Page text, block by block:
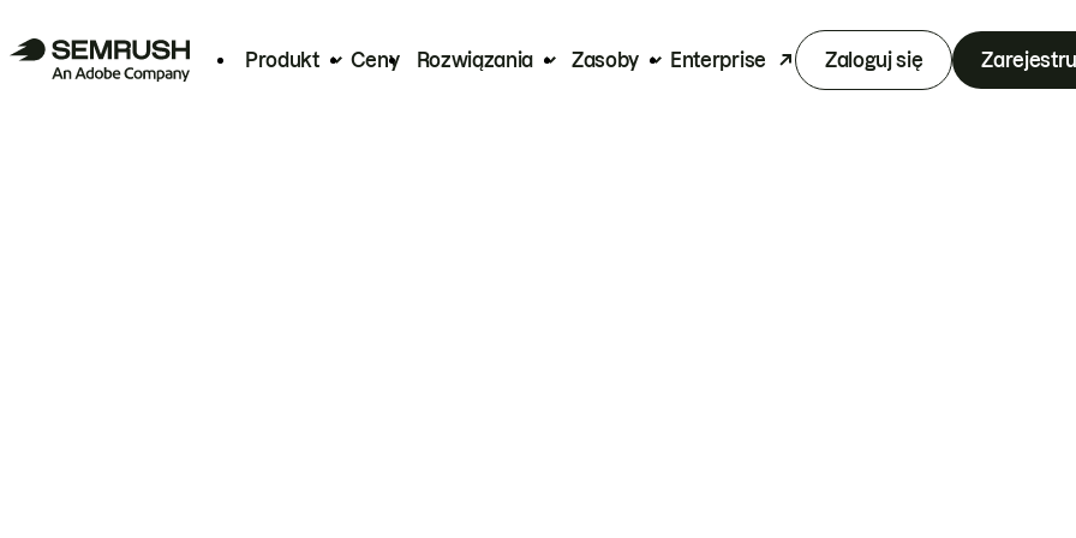
Produkt Ceny Rozwiązania Zasoby Enterprise Zaloguj się